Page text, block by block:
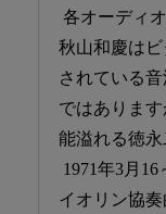
各オーディ
秋山和慶は
されている
ではありま
能溢れる徳
1971年3月
イオリン協